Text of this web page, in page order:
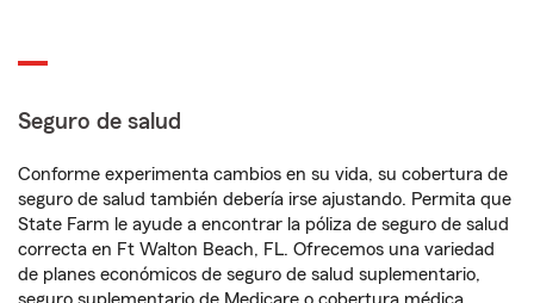
Seguro de salud
Conforme experimenta cambios en su vida, su cobertura de
seguro de salud también debería irse ajustando. Permita que
State Farm le ayude a encontrar la póliza de seguro de salud
correcta en Ft Walton Beach, FL. Ofrecemos una variedad
de planes económicos de seguro de salud suplementario,